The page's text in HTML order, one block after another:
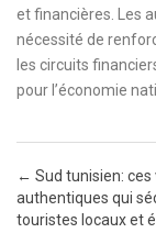
et financières. Les
nécessité de
les circuits
pour l’économie
Post navigation
← Sud tunisien: ces
authentiques qui
touristes locaux et